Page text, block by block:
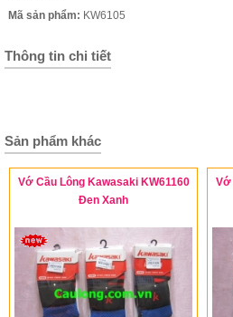
Mã sản phẩm: KW6105
Thông tin chi tiết
Sản phẩm khác
Vớ Cầu Lông Kawasaki KW61160
Đen Xanh
Vớ